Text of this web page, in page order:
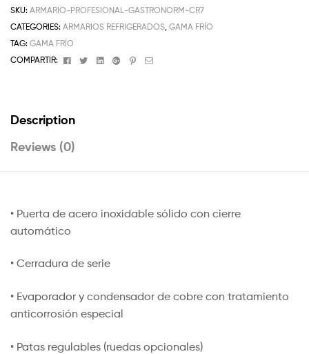
SKU: ARMARIO-PROFESIONAL-GASTRONORM-CR7
CATEGORIES: ARMARIOS REFRIGERADOS GAMA FRÍO
TAG: GAMA FRÍO
COMPARTIR:
FacebookTwitterLinkedinGoogle+Pinterest
Email
Description
Reviews (0)
• Puerta de acero inoxidable sólido con cierre
automático
• Cerradura de serie
• Evaporador y condensador de cobre con tratamiento
anticorrosión especial
• Patas regulables (ruedas opcionales)